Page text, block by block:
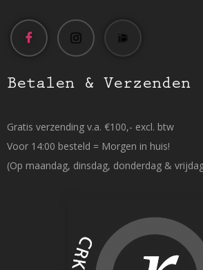
Betalen & Verzenden
Gratis verzending v.a. €100,- excl. btw
Voor 14:00 besteld = Morgen in huis!
(Op maandag, dinsdag, donderdag &